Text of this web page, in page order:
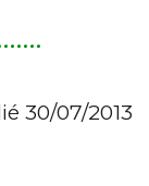
30/07/2013